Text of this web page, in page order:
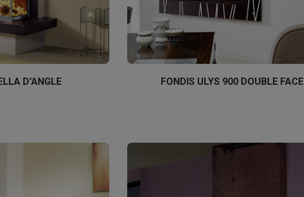
D'ANGLE FONDIS ULYS 900 DOUBLE FACE